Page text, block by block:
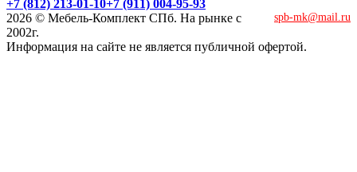
+7 (812) 213-01-10+7 (911) 004-95-93
spb-mk@mail.ru
2026 © Мебель-Комплект СПб. На рынке с
2002г.
Информация на сайте не является публичной офертой.